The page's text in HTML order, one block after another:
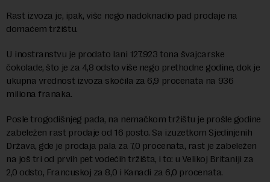
Rast izvoza je, ipak, više nego nadoknadio pad prodaje na
domaćem tržištu.
U inostranstvu je prodato lani 127.923 tona švajcarske
čokolade, što je za 4,8 odsto više nego prethodne godine, dok je
ukupna vrednost izvoza skočila za 6,9 procenata na 936
miliona franaka.
Posle trogodišnjeg pada, na nemačkom tržištu je prošle godine
zabeležen rast prodaje od 16 posto. Sa izuzetkom Sjedinjenih
Država, gde je prodaja pala za 7,0 procenata, rast je zabeležen
na još tri od prvih pet vodećih tržišta, i to: u Velikoj Britaniji za
2,0 odsto, Francuskoj za 8,0 i Kanadi za 6,0 procenata.